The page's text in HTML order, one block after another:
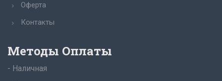
Оферта
Контакты
Методы Оплаты
- Наличная